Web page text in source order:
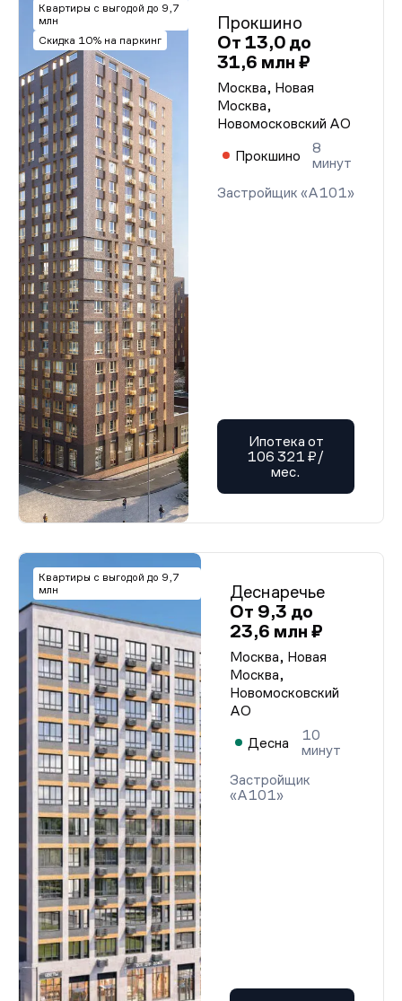
Квартиры с выгодой до 9,7
млн
Скидка 10% на паркинг
Прокшино
От 13,0 до
31,6 млн ₽
Москва, Новая
Москва,
Новомосковский АО
Прокшино
8
минут
Застройщик «А101»
Ипотека от
106 321 ₽/
мес.
Квартиры с выгодой до 9,7
млн
Деснаречье
От 9,3 до
23,6 млн ₽
Москва, Новая
Москва,
Новомосковский
АО
Десна
10
минут
Застройщик
«А101»